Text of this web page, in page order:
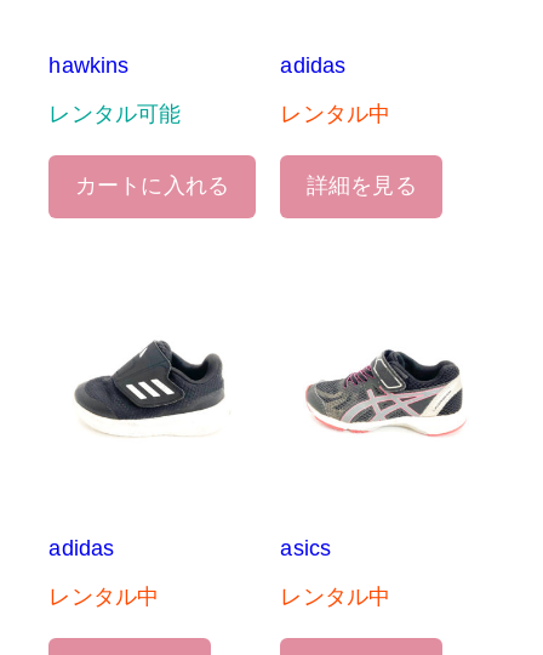
hawkins
レンタル可能
カートに入れる
adidas
レンタル中
詳細を見る
adidas
レンタル中
asics
レンタル中